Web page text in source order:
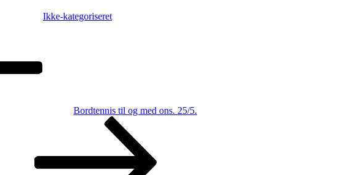
Ikke-kategoriseret
Bordtennis til og med ons. 25/5.